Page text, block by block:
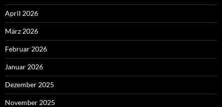
April 2026
März 2026
Februar 2026
Januar 2026
Dezember 2025
November 2025